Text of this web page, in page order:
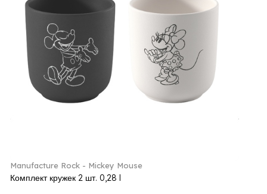
Manufacture Rock - Mickey Mouse
Комплект кружек 2 шт. 0,28 l